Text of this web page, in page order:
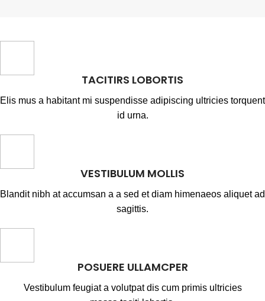
TACITIRS LOBORTIS
Elis mus a habitant mi suspendisse adipiscing ultricies torquent
id urna.
VESTIBULUM MOLLIS
Blandit nibh at accumsan a a sed et diam himenaeos aliquet ad
sagittis.
POSUERE ULLAMCPER
Vestibulum feugiat a volutpat dis cum primis ultricies